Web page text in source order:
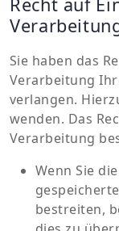
Sie haben das
Verarbeitung
verlangen.
wenden. Das
Verarbeitung
Wenn Sie
bestreiten,